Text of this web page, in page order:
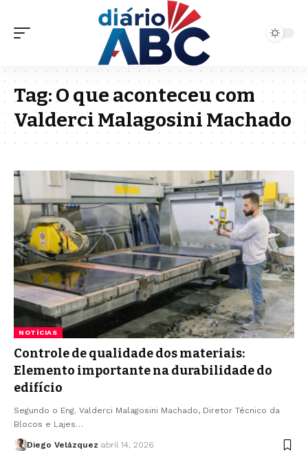
Tag:O que aconteceu com
Valderci Malagosini Machado
NOTÍCIAS
Controle de qualidade dos materiais:
Elemento importante na durabilidade do
edifício
Segundo o Eng. Valderci Malagosini Machado, Diretor Técnico da
Blocos e Lajes…
Diego Velázquez abril 14, 2026